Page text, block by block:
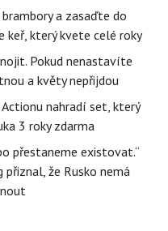
a zasaďte do
keř, který kvete celé roky
Pokud nenastavíte
a květy nepřijdou
nahradí set, který
3 roky zdarma
přestaneme existovat.“
že Rusko nemá